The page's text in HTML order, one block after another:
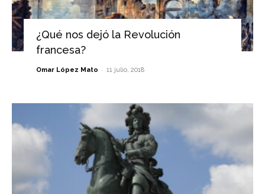
¿Qué nos dejó la Revolución
francesa?
Omar López Mato - 11 julio, 2018